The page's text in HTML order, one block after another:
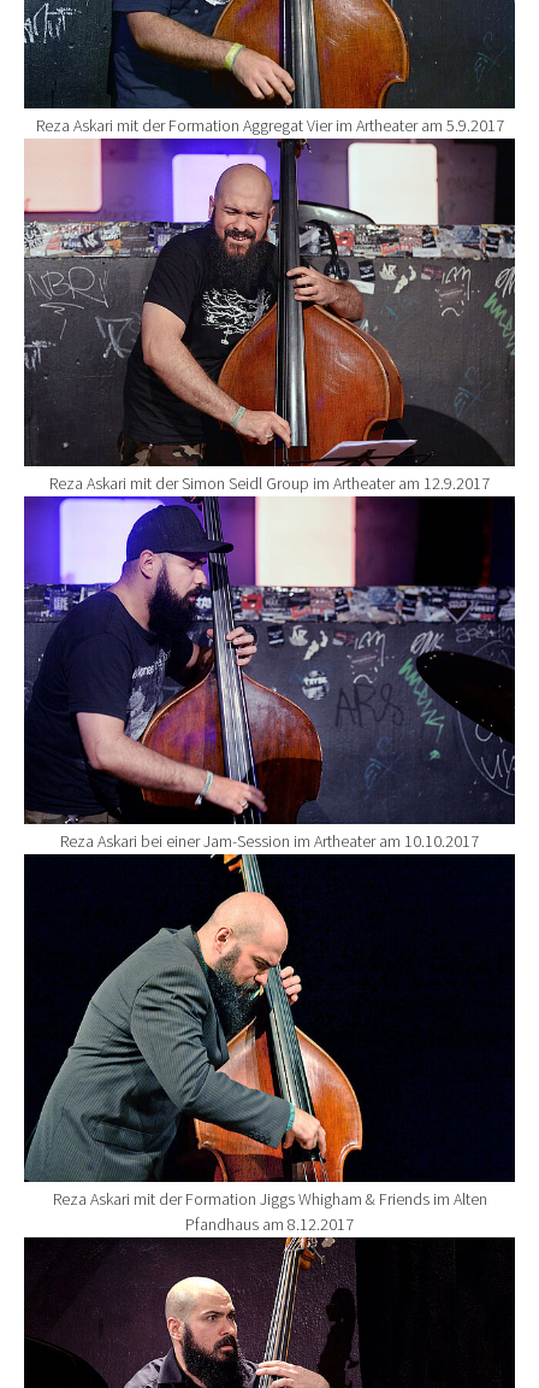
Reza Askari mit der Formation Aggregat Vier im Artheater am 5.9.2017
Show larger version for:
Reza Askari mit der Simon Seidl Group im Artheater am 12.9.2017
Show larger version for:
Reza Askari bei einer Jam-Session im Artheater am 10.10.2017
Show larger version for:
Reza Askari mit der Formation Jiggs Whigham & Friends im Alten
Pfandhaus am 8.12.2017
Show larger version for: